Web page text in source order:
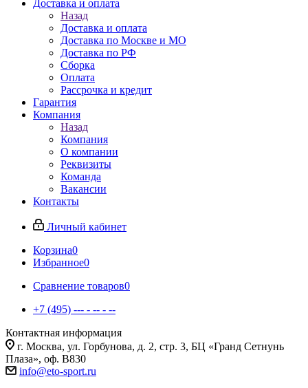
Доставка и оплата
Назад
Доставка и оплата
Доставка по Москве и МО
Доставка по РФ
Сборка
Оплата
Рассрочка и кредит
Гарантия
Компания
Назад
Компания
О компании
Реквизиты
Команда
Вакансии
Контакты
Личный кабинет
Корзина0
Избранное0
Сравнение товаров0
+7 (495) --- - -- - --
Контактная информация
г. Москва, ул. Горбунова, д. 2, стр. 3, БЦ «Гранд Сетнунь
Плаза», оф. В830
info@eto-sport.ru